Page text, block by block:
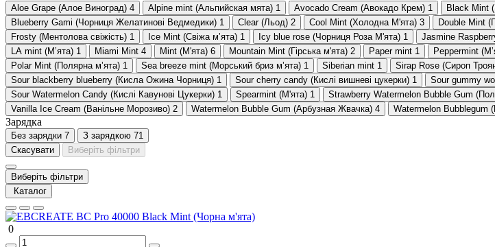
Aloe Grape (Алое Виноград) 4 Alpine mint (Альпийская мята) 1 Avocado Cream (Авокадо Крем) 1 Black Mint
Blueberry Gami (Чорниця Желатинові Ведмедики) 1 Clear (Льод) 2 Cool Mint (Холодна М'ята) 3 Double Mint
Frosty (Ментолова свіжість) 1 Ice Mint (Свіжа мʼята) 1 Icy blue rose (Чорниця Роза М'ята) 1 Jasmine
LA mint (Мʼята) 1 Miami Mint 4 Mint (М'ята) 6 Mountain Mint (Гірська м'ята) 2 Paper mint 1 Peppermint
Polar Mint (Полярна мʼята) 1 Sea breeze mint (Морський бриз мʼята) 1 Siberian mint 1 Sirap Rose (Сироп
Sour blackberry blueberry (Кисла Ожина Чорниця) 1 Sour cherry candy (Кислі вишневі цукерки) 1 Sour gummy
Sour Watermelon Candy (Кислі Кавунові Цукерки) 1 Spearmint (М'ята) 1 Strawberry Watermelon Bubble Gum
Vanilla Ice Cream (Ванільне Морозиво) 2 Watermelon Bubble Gum (Арбузная Жвачка) 4 Watermelon Bubblegum
Зарядка
Без зарядки 7 З зарядкою 71
Скасувати
Виберіть фільтри
Виберіть фільтри
Каталог
0